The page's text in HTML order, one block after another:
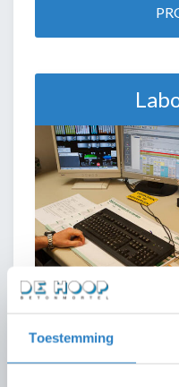
Toestemming